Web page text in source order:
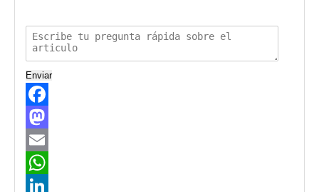
Enviar
Facebook
Mastodon
Email
WhatsApp